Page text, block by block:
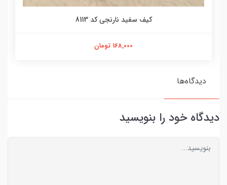
کیف سفید نارنجی کد 8113
168,000 تومان
دیدگاه‌ها
دیدگاه خود را بنویسید